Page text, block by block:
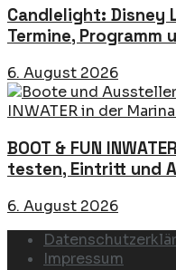
Candlelight: Disney
Termine, Programm
6. August 2026
BOOT & FUN
testen, Eintritt und
6. August 2026
Impressum